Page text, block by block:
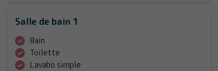
Salle de bain 1
Bain
Toilette
Lavabo simple